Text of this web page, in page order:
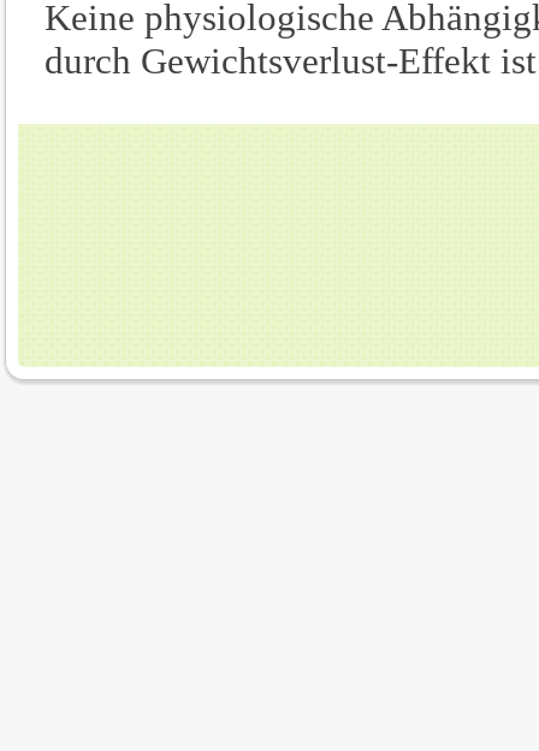
Keine physiologische
durch Gewichtsverlust-Effekt